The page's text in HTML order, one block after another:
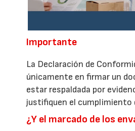
Importante
La Declaración de
únicamente en firmar un
estar respaldada por
justifiquen el cumplimiento
¿Y el marcado de los